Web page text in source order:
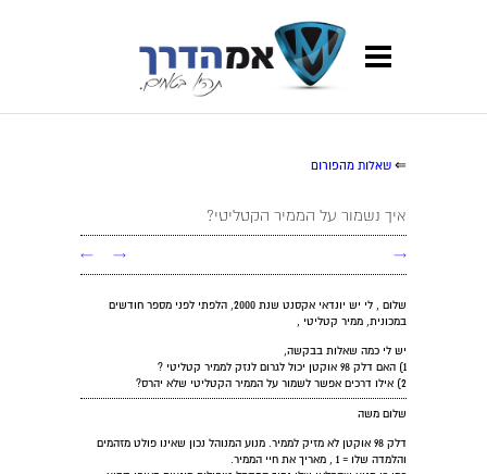
⇐ שאלות מהפורום
איך נשמור על הממיר הקטליטי?
→
→
←
שלום , לי יש יונדאי אקסנט שנת 2000, הלפתי לפני מספר חודשים
במכונית, ממיר קטליטי ,
יש לי כמה שאלות בבקשה,
1) האם דלק 98 אוקטן יכול לגרום לנזק לממיר קטליטי ?
2) אילו דרכים אפשר לשמור על הממיר הקטליטי שלא יהרס?
שלום משה
דלק 98 אוקטן לא מזיק לממיר. מנוע המנוהל נכון שאינו פולט מזהמים
והלמדה שלו = 1 , מאריך את חיי הממיר.